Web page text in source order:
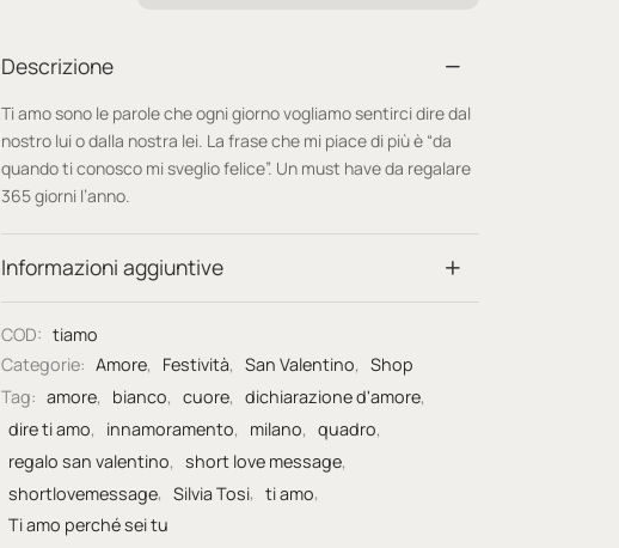
Descrizione
Ti amo sono le parole che ogni giorno vogliamo sentirci dire dal
nostro lui o dalla nostra lei. La frase che mi piace di più è “da
quando ti conosco mi sveglio felice”. Un must have da regalare
365 giorni l’anno.
Informazioni aggiuntive
COD: tiamo
Categorie: Amore, Festività, San Valentino, Shop
Tag: amore, bianco, cuore, dichiarazione d'amore,
dire ti amo, innamoramento, milano, quadro,
regalo san valentino, short love message,
shortlovemessage, Silvia Tosi, ti amo,
Ti amo perché sei tu